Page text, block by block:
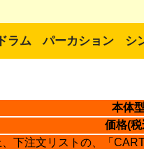
ドラム パーカション シ
本体
価格(税
下注文リストの、「